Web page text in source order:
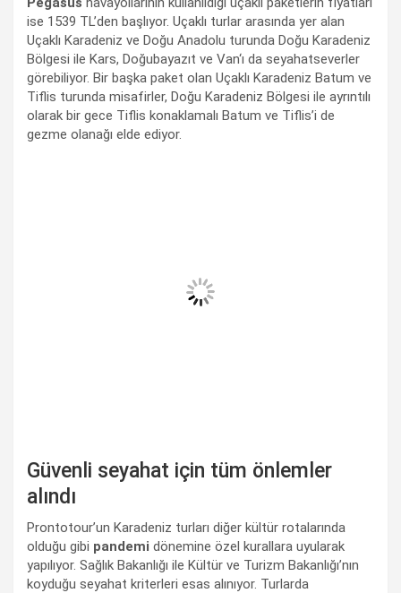
ise 1539 TL’den başlıyor. Uçaklı turlar arasında yer alan
Uçaklı Karadeniz ve Doğu Anadolu turunda Doğu Karadeniz
Bölgesi ile Kars, Doğubayazıt ve Van‘ı da seyahatseverler
görebiliyor. Bir başka paket olan Uçaklı Karadeniz Batum ve
Tiflis turunda misafirler, Doğu Karadeniz Bölgesi ile ayrıntılı
olarak bir gece Tiflis konaklamalı Batum ve Tiflis’i de
gezme olanağı elde ediyor.
Güvenli seyahat için tüm önlemler
alındı
Prontotour’un Karadeniz turları diğer kültür rotalarında
olduğu gibi pandemi dönemine özel kurallara uyularak
yapılıyor. Sağlık Bakanlığı ile Kültür ve Turizm Bakanlığı’nın
koyduğu seyahat kriterleri esas alınıyor. Turlarda